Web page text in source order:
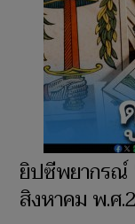
ยิปซีพยากรณ์
สิงหาคม พ.ศ